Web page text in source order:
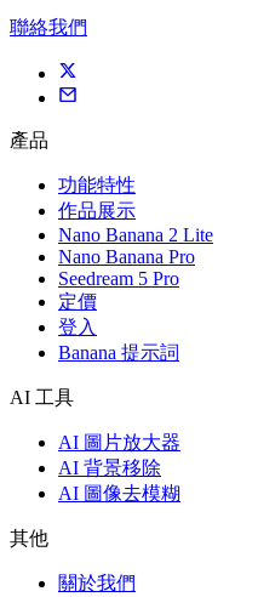
聯絡我們
產品
功能特性
作品展示
Nano Banana 2 Lite
Nano Banana Pro
Seedream 5 Pro
定價
登入
Banana 提示詞
AI 工具
AI 圖片放大器
AI 背景移除
AI 圖像去模糊
其他
關於我們